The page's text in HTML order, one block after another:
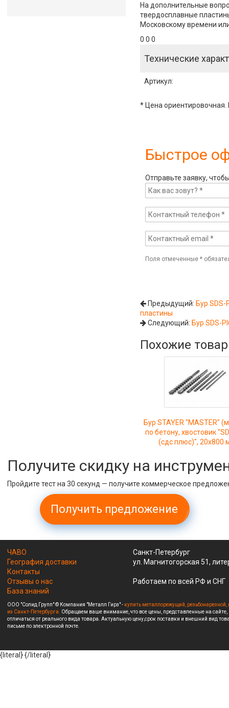
На дополнительные
твердосплавные
Московскому времени
0 0 0
Технические
Артикул:
* Цена ориентировочная.
Быстрое
Отправьте заявку,
Поля отмеченные*
Предыдущий: Бур
пластины
Следующий: Бур SDS-
Похожие
Бур STAYER "MASTER"
по бетону, хвостовик
(сдс плюс)", 20x800
Получите скидку на
Пройдите тест на 30 секунд — получите коммерческое
Получить предложение
ЧАВО
География доставки
Контакты
Отзывы о нас
База знаний
Санкт-Петербург
ул. Магнитогорская 51,
Работаем по всей РФ и СНГ
ООО "Солид Групп" © Компания "Металл Гирз" - купить металлорежущий,
из Санкт-Петербурга. Обращаем ваше внимание, что все цены, представленные на
отличаться от реального вида товара. Актуальную цену,срок поставки и внешний вид
письме по электронной почте.
{literal}{/literal}